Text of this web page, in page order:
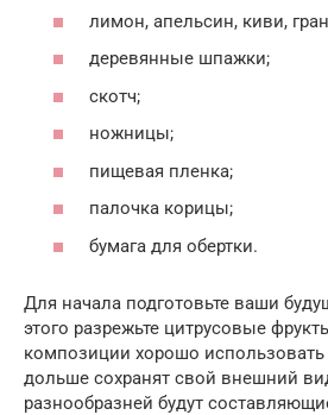
лимон, апельсин, киви,
деревянные шпажки;
скотч;
ножницы;
пищевая пленка;
палочка корицы;
бумага для обертки.
Для начала подготовьте ваши
этого разрежьте цитрусовые
композиции хорошо
дольше сохранят свой внешний
разнообразней будут